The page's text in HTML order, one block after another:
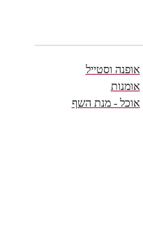
אופנה וסטייל
אומנות
אוכל - מנת השף